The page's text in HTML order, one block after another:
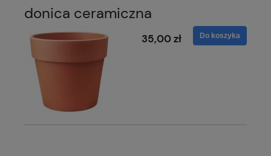
donica ceramiczna
35,00 zł Do koszyka